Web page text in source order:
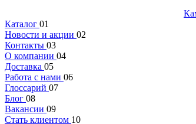
Каталог 01
Новости и акции 02
Контакты 03
О компании 04
Доставка 05
Работа с нами 06
Глоссарий 07
Блог 08
Вакансии 09
Стать клиентом 10